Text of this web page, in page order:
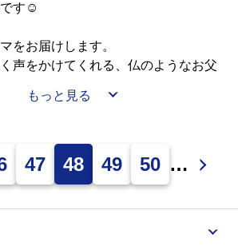
す☺
をお届けします。
声をかけてくれる、仏のようなお父
ゼントにはにかむ姿も素敵だったの
ーンとガチモードに！👀✨
解していく姿、めちゃくちゃ格好よ
もっと見る
47 48 49 50 …